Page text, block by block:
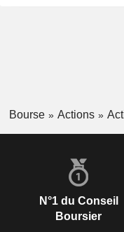
Bourse Actions
N°1 du Conseil
Boursier